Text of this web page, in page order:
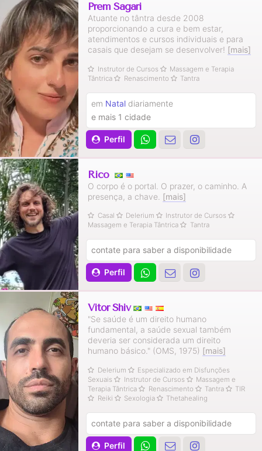
Prem Sagari
Atuante no tântra desde 2008
proporcionando a cura e bem estar,
atendimentos e cursos individuais e para
casais que desejam se desenvolver! [mais]
Instrutor de Cursos
Massagem e Terapia
Tântrica
Renascimento Tantra
Perfil
em Natal diariamente
e mais 1 cidade
Rico
O corpo é o portal. O prazer, o caminho. A
presença, a chave. [mais]
Casal Delerium
Instrutor de Cursos
Massagem e Terapia Tântrica
Tantra
Perfil
contate para saber a disponibilidade
Vitor Shiv
"Se saúde é um direito humano
fundamental, a saúde sexual também
deveria ser considerada um direito
humano básico." (OMS, 1975) [mais]
Delerium
Especializado em Disfunções
Sexuais
Instrutor de Cursos
Massagem e
Terapia Tântrica
Renascimento Tantra
TIR
Reiki
Sexologia Thetahealing
Perfil
contate para saber a disponibilidade